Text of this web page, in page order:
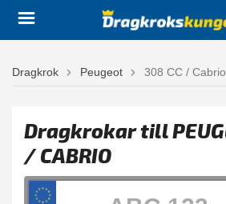
Dragkrok Peugeot 308 CC / Cabrio
Dragkrokar till
/ CABRIO